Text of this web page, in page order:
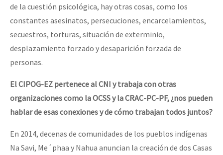
de la cuestión psicológica, hay otras cosas, como los
constantes asesinatos, persecuciones, encarcelamientos,
secuestros, torturas, situación de exterminio,
desplazamiento forzado y desaparición forzada de
personas.
El CIPOG-EZ pertenece al CNI y trabaja con otras
organizaciones como la OCSS y la CRAC-PC-PF, ¿nos pueden
hablar de esas conexiones y de cómo trabajan todos juntos?
En 2014, decenas de comunidades de los pueblos indígenas
Na Savi, Me´phaa y Nahua anuncian la creación de dos Casas